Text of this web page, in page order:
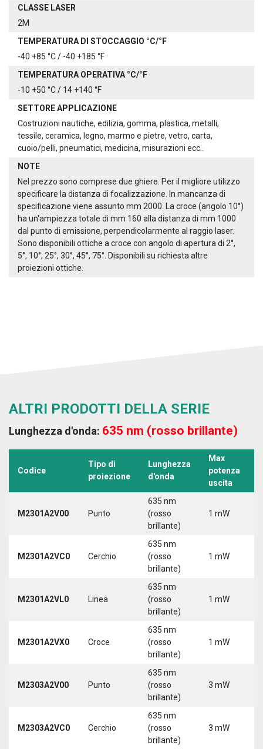
CLASSE LASER
2M
TEMPERATURA DI STOCCAGGIO °C/°F
-40 +85 °C / -40 +185 °F
TEMPERATURA OPERATIVA °C/°F
-10 +50 °C / 14 +140 °F
SETTORE APPLICAZIONE
Costruzioni nautiche, edilizia, gomma, plastica, metalli,
tessile, ceramica, legno, marmo e pietre, vetro, carta,
cuoio/pelli, pneumatici, medicina, misurazioni ecc..
NOTE
Nel prezzo sono comprese due ghiere. Per il migliore utilizzo
specificare la distanza di focalizzazione. In mancanza di
specificazione viene assunto mm 2000. La croce (angolo 10°)
ha un'ampiezza totale di mm 160 alla distanza di mm 1000
dal punto di emissione, perpendicolarmente al raggio laser.
Sono disponibili ottiche a croce con angolo di apertura di 2°,
5°, 10°, 25°, 30°, 45°, 75°. Disponibili su richiesta altre
proiezioni ottiche.
ALTRI PRODOTTI DELLA SERIE
Lunghezza d'onda: 635 nm (rosso brillante)
Codice
Tipo di
proiezione
Lunghezza
d'onda
Max
potenza
uscita
M2301A2V00 Punto
635 nm
(rosso
brillante)
1 mW
M2301A2VC0 Cerchio
635 nm
(rosso
brillante)
1 mW
M2301A2VL0 Linea
635 nm
(rosso
brillante)
1 mW
M2301A2VX0 Croce
635 nm
(rosso
brillante)
1 mW
M2303A2V00 Punto
635 nm
(rosso
brillante)
3 mW
M2303A2VC0 Cerchio
635 nm
(rosso
brillante)
3 mW